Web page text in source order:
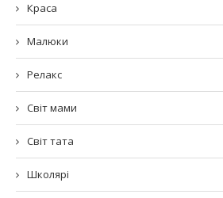
Краса
Малюки
Релакс
Світ мами
Світ тата
Школярі